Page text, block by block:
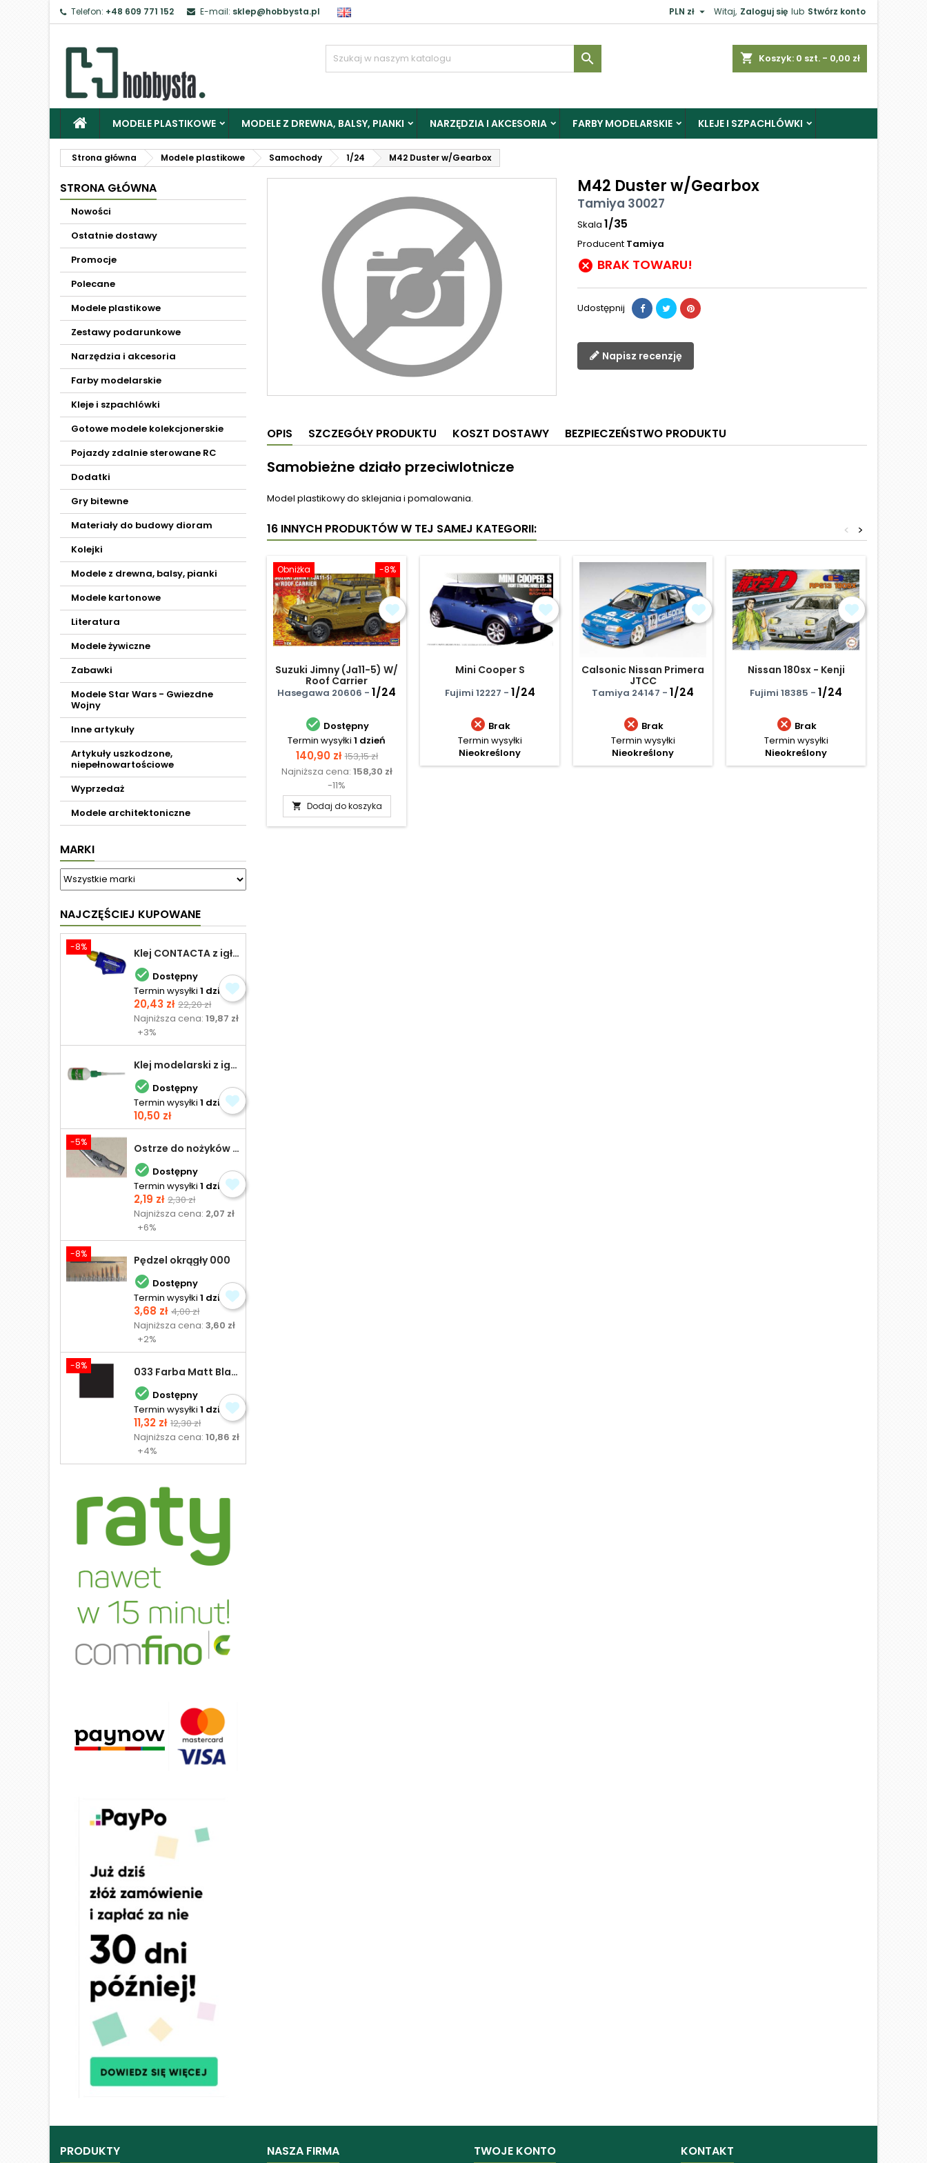
Telefon: +48 609 771 152 E-mail: sklep@hobbysta.pl Witaj, Zaloguj się lub Stwórz konto
PLN zł 
shopping_cart Koszyk: 0 szt. - 0,00 zł

MODELE PLASTIKOWE MODELE Z DREWNA, BALSY, PIANKI NARZĘDZIA I AKCESORIA FARBY MODELARSKIE KLEJE I SZPACHLÓWKI
Strona główna Modele plastikowe Samochody 1/24 M42 Duster w/Gearbox
STRONA GŁÓWNA
Nowości
Ostatnie dostawy
Promocje
Polecane
Modele plastikowe
Zestawy podarunkowe
Narzędzia i akcesoria
Farby modelarskie
Kleje i szpachlówki
Gotowe modele kolekcjonerskie
Pojazdy zdalnie sterowane RC
Dodatki
Gry bitewne
Materiały do budowy dioram
Kolejki
Modele z drewna, balsy, pianki
Modele kartonowe
Literatura
Modele żywiczne
Zabawki
Modele Star Wars - Gwiezdne
Wojny
Inne artykuły
Artykuły uszkodzone,
niepełnowartościowe
Wyprzedaż
Modele architektoniczne
MARKI
NAJCZĘŚCIEJ KUPOWANE
-8% Klej CONTACTA z igłą do plastiku 25,0 g
 Dostępny
Termin wysyłki 1 dzień
Cena
20,43 zł Cena
podstawowa
22,20 zł
Najniższa cena:19,87 zł
+3%
Klej modelarski z igłą 30 ml
 Dostępny
Termin wysyłki 1 dzień
Cena
10,50 zł
-5% Ostrze do nożyków Excel
 Dostępny
Termin wysyłki 1 dzień
Cena
2,19 zł Cena
podstawowa
2,30 zł
Najniższa cena: 2,07 zł
+6%
-8% Pędzel okrągły 000
 Dostępny
Termin wysyłki 1 dzień
Cena
3,68 zł Cena
podstawowa
4,00 zł
Najniższa cena:3,60 zł
+2%
-8% 033 Farba Matt Black - olejna
 Dostępny
Termin wysyłki 1 dzień
Cena
11,32 zł Cena
podstawowa
12,30 zł
Najniższa cena:10,86 zł
+4%
M42 Duster w/Gearbox
Tamiya 30027
Skala 1/35
Producent Tamiya
 BRAK TOWARU!
Udostępnij
Napisz recenzję
OPIS SZCZEGÓŁY PRODUKTU KOSZT DOSTAWY BEZPIECZEŃSTWO PRODUKTU
Samobieżne działo przeciwlotnicze
Model plastikowy do sklejania i pomalowania.
16 INNYCH PRODUKTÓW W TEJ SAMEJ KATEGORII: >
<
-8%
Obniżka
Suzuki Jimny (Ja11-5) W/
Roof Carrier
Hasegawa 20606 - 1/24
 Dostępny
Termin wysyłki 1 dzień
Cena
140,90 zł Cena
podstawowa
153,15 zł
Najniższa cena: 158,30 zł
-11%
 Dodaj do koszyka
Mini Cooper S
Fujimi 12227 - 1/24
 Brak
Termin wysyłki
Nieokreślony
Calsonic Nissan Primera
JTCC
Tamiya 24147 - 1/24
 Brak
Termin wysyłki
Nieokreślony
Nissan 180sx - Kenji
Fujimi 18385 - 1/24
 Brak
Termin wysyłki
Nieokreślony
PRODUKTY NASZA FIRMA TWOJE KONTO KONTAKT